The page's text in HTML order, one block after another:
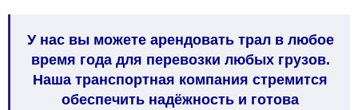
У нас вы можете арендовать трал в любое
время года для перевозки любых грузов.
Наша транспортная компания стремится
обеспечить надёжность и готова